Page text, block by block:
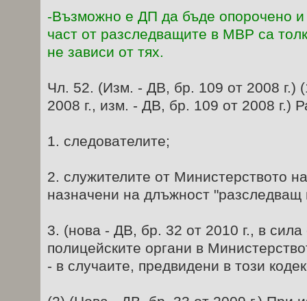
-Възможно е ДП да бъде опорочено и
част от разследващите в МВР са
не зависи от тях.
Чл. 52. (Изм. - ДВ, бр. 109 от 2008 г.)
2008 г., изм. - ДВ, бр. 109 от 2008 г.)
1. следователите;
2. служителите от Министерството
назначени на длъжност "разследващ
3. (нова - ДВ, бр. 32 от 2010 г., в сила
полицейските органи в
- в случаите, предвидени в този